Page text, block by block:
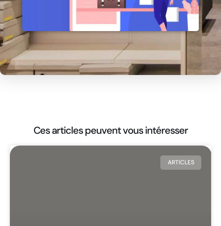
Ces articles peuvent vous intéresser
ARTICLES